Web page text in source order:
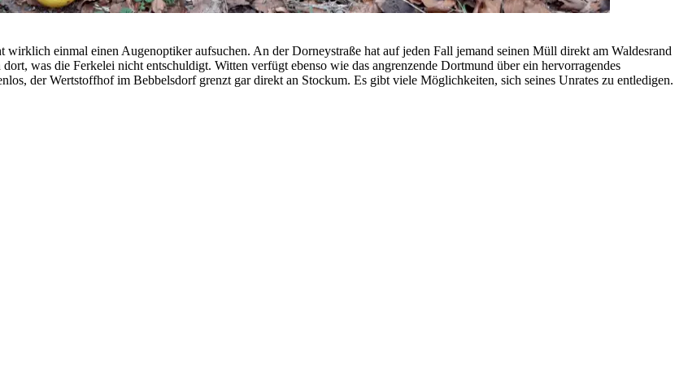
einmal einen Augenoptiker aufsuchen. An der Dorneystraße hat auf jeden Fall jemand seinen Müll direkt am Waldesrand
was die Ferkelei nicht entschuldigt. Witten verfügt ebenso wie das angrenzende Dortmund über ein hervorragendes
der Wertstoffhof im Bebbelsdorf grenzt gar direkt an Stockum. Es gibt viele Möglichkeiten, sich seines Unrates zu entledigen.